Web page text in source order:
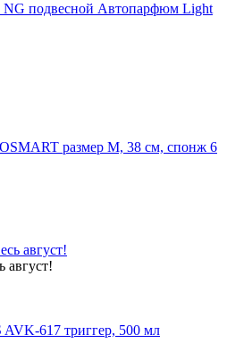
NG подвесной Автопарфюм Light
размер М, 38 см, спонж 6
август!
AVK-617 триггер, 500 мл